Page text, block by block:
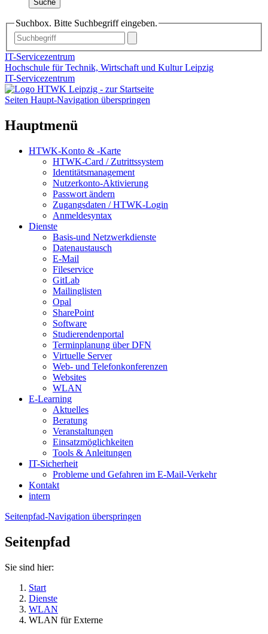
Suche
Suchbox. Bitte Suchbegriff eingeben.
IT-Servicezentrum
Hochschule für Technik, Wirtschaft und Kultur Leipzig
IT-Servicezentrum
Seiten Haupt-Navigation überspringen
Hauptmenü
HTWK-Konto & -Karte
HTWK-Card / Zutrittssystem
Identitätsmanagement
Nutzerkonto-Aktivierung
Passwort ändern
Zugangsdaten / HTWK-Login
Anmeldesyntax
Dienste
Basis-und Netzwerkdienste
Datenaustausch
E-Mail
Fileservice
GitLab
Mailinglisten
Opal
SharePoint
Software
Studierendenportal
Terminplanung über DFN
Virtuelle Server
Web- und Telefonkonferenzen
Websites
WLAN
E-Learning
Aktuelles
Beratung
Veranstaltungen
Einsatzmöglichkeiten
Tools & Anleitungen
IT-Sicherheit
Probleme und Gefahren im E-Mail-Verkehr
Kontakt
intern
Seitenpfad-Navigation überspringen
Seitenpfad
Sie sind hier:
Start
Dienste
WLAN
WLAN für Externe